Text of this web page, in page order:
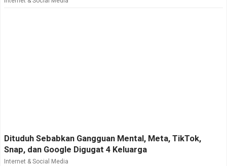
Dituduh Sebabkan Gangguan Mental, Meta, TikTok,
Snap, dan Google Digugat 4 Keluarga
Internet & Social Media